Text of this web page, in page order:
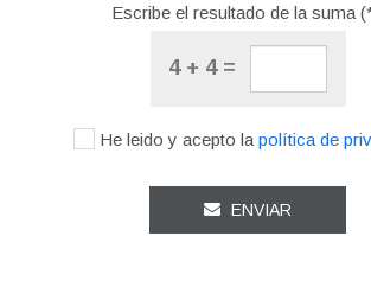
Escribe el resultado de la suma
4 + 4 =
He leido y acepto la política de
ENVIAR